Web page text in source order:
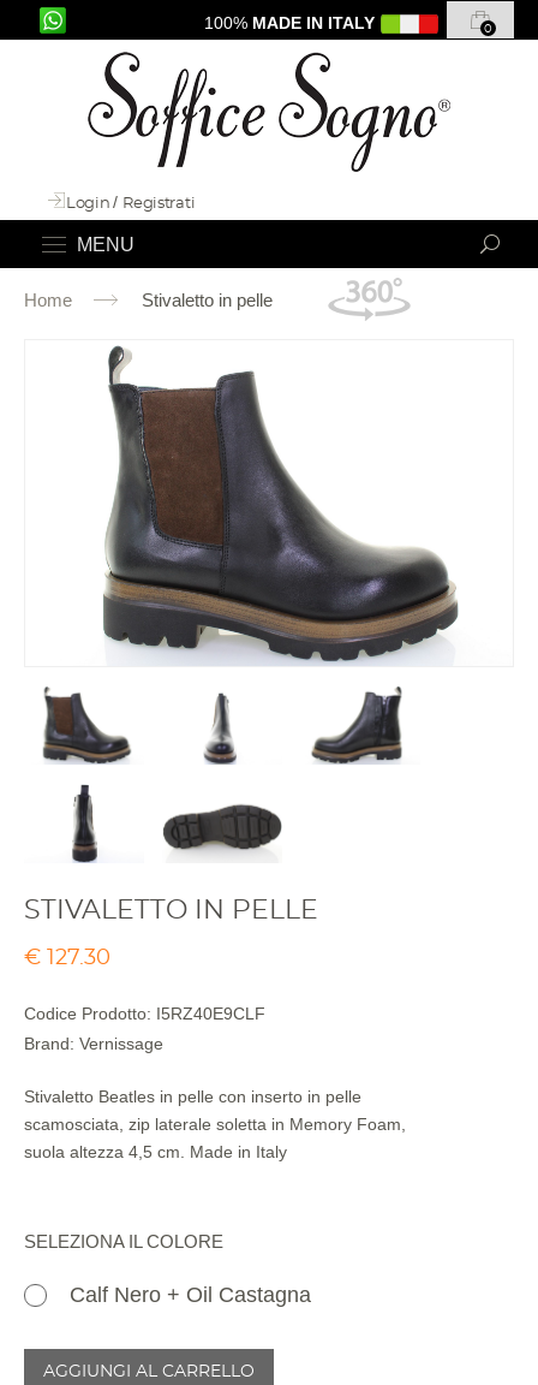
100% MADE IN ITALY
Login / Registrati
0
MENU
Home Stivaletto in pelle
STIVALETTO IN PELLE
€ 127.30
Codice Prodotto: I5RZ40E9CLF
Brand: Vernissage
Stivaletto Beatles in pelle con inserto in pelle
scamosciata, zip laterale soletta in Memory Foam,
suola altezza 4,5 cm. Made in Italy
SELEZIONA IL COLORE
Calf Nero + Oil Castagna
AGGIUNGI AL CARRELLO